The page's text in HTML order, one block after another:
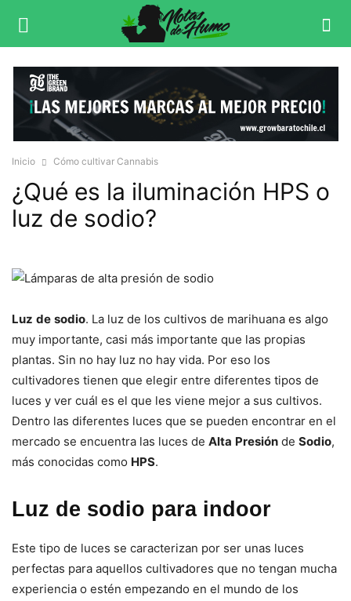
Inicio Cómo cultivar Cannabis
¿Qué es la iluminación HPS o
luz de sodio?
Luz de sodio. La luz de los cultivos de marihuana es algo
muy importante, casi más importante que las propias
plantas. Sin no hay luz no hay vida. Por eso los
cultivadores tienen que elegir entre diferentes tipos de
luces y ver cuál es el que les viene mejor a sus cultivos.
Dentro las diferentes luces que se pueden encontrar en el
mercado se encuentra las luces de Alta Presión de Sodio,
más conocidas como HPS.
Luz de sodio para indoor
Este tipo de luces se caracterizan por ser unas luces
perfectas para aquellos cultivadores que no tengan mucha
experiencia o estén empezando en el mundo de los